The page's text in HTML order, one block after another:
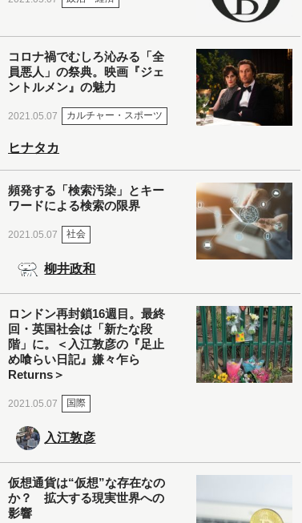
コロナ禍でむしろ沁みる「全
員悪人」の祭典。映画『ジェ
ントルメン』の魅力
2021.05.07 カルチャー・スポーツ
ヒナタカ
頻発する「検索汚染」とキー
ワードによる検索の限界
2021.05.07 社会
柳井政和
ロンドン再封鎖16週目。最終
回・英国社会は「新たな段
階」に。＜入江敦彦の『足止
め喰らい日記』嫌々乍ら
Returns＞
2021.05.07 国際
入江敦彦
仮想通貨は“仮想”な存在なの
か？ 拡大する現実世界への
影響